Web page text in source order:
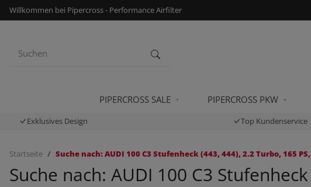
Willkommen bei Pipercross - Performance Airfilter
PIPERCROSS SALE PIPERCROSS PKW
Exklusives Design Top Kundenservice
Startseite Suche nach: AUDI 100 C3 Stufenheck (443, 444), 2.2 Turbo, 165
Suche nach: AUDI 100 C3